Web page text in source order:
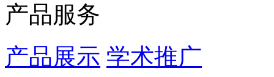
产品服务
产品展示 学术推广